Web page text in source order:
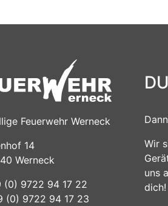
Feuerwehr Werneck
14
Werneck
(0) 9722 94 17 22
(0) 9722 94 17 23
Wir
uns
dich!